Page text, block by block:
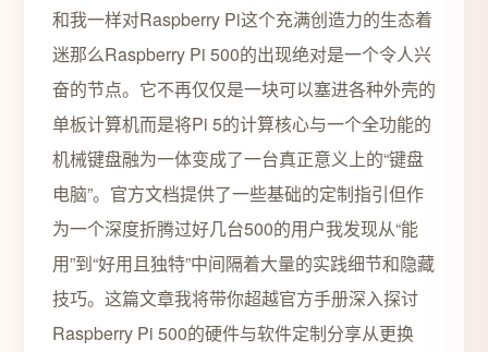
和我一样对Raspberry Pi这个充满创造力的生态着
迷那么Raspberry Pi 500的出现绝对是一个令人兴
奋的节点。它不再仅仅是一块可以塞进各种外壳的
单板计算机而是将Pi 5的计算核心与一个全功能的
机械键盘融为一体变成了一台真正意义上的“键盘
电脑”。官方文档提供了一些基础的定制指引但作
为一个深度折腾过好几台500的用户我发现从“能
用”到“好用且独特”中间隔着大量的实践细节和隐藏
技巧。这篇文章我将带你超越官方手册深入探讨
Raspberry Pi 500的硬件与软件定制分享从更换